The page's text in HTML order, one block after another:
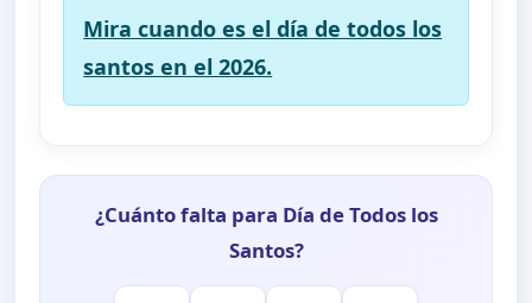
Mira cuando es el día de todos los
santos en el 2026.
¿Cuánto falta para Día de Todos los
Santos?